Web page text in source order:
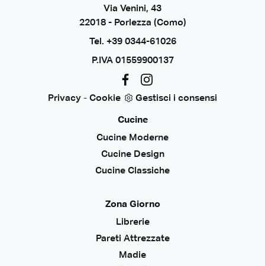
Via Venini, 43
22018 - Porlezza (Como)
Tel. +39 0344-61026
P.IVA 01559900137
Privacy - Cookie Gestisci i consensi
Cucine
Cucine Moderne
Cucine Design
Cucine Classiche
Zona Giorno
Librerie
Pareti Attrezzate
Madie